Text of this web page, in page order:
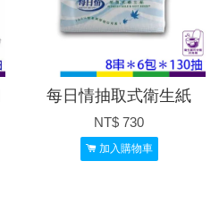
每日情抽取式衛生紙
NT$ 730
加入購物車